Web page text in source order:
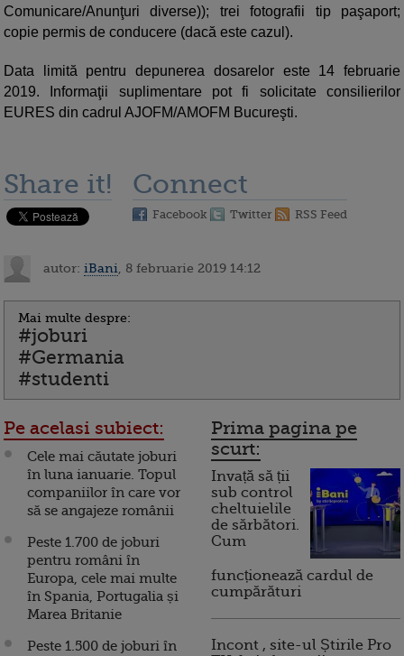
Comunicare/Anunţuri diverse)); trei fotografii tip paşaport;
copie permis de conducere (dacă este cazul).
Data limită pentru depunerea dosarelor este 14 februarie
2019. Informaţii suplimentare pot fi solicitate consilierilor
EURES din cadrul AJOFM/AMOFM Bucureşti.
Share it! Connect
Facebook Twitter RSS Feed
autor: iBani , 8 februarie 2019 14:12
Mai multe despre:
#joburi
#Germania
#studenti
Pe acelasi subiect:
Cele mai căutate joburi
în luna ianuarie. Topul
companiilor în care vor
să se angajeze românii
Peste 1.700 de joburi
pentru români în
Europa, cele mai multe
în Spania, Portugalia și
Marea Britanie
Peste 1.500 de joburi în
Prima pagina pe
scurt:
Invață să ții
sub control
cheltuielile
de sărbători.
Cum
funcționează cardul de
cumpărături
Incont , site-ul Știrile Pro